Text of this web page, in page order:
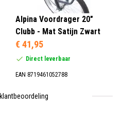
Alpina Voordrager 20"
Clubb - Mat Satijn Zwart
€ 41,95
Direct leverbaar
EAN 8719461052788
klantbeoordeling